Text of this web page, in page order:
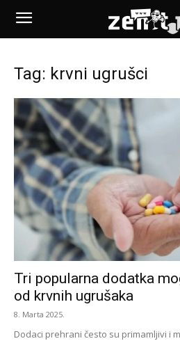
Tag: krvni ugrušci
Tri popularna dodatka
od krvnih ugrušaka
8. Marta 2025.
Dodaci prehrani često su primamljivi i